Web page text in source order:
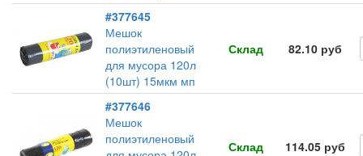
#377645
Мешок
полиэтиленовый
для мусора 120л
(10шт) 15мкм мп
Склад 82.10 руб
#377646
Мешок
полиэтиленовый
Склад 114.05 руб